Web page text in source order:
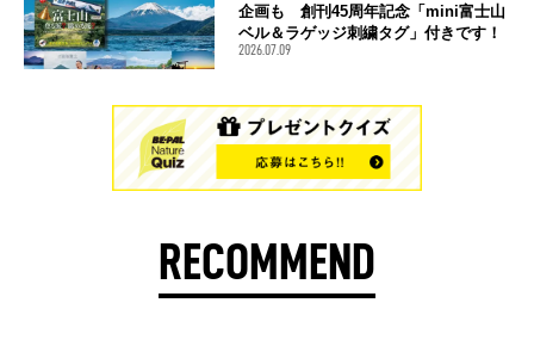
企画も 創刊45周年記念「mini富士山
ベル＆ラゲッジ刺繍タグ」付きです！
2026.07.09
RECOMMEND